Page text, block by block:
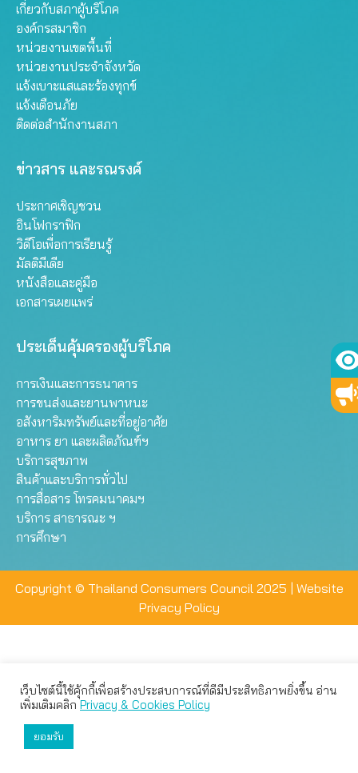
เกี่ยวกับสภาผู้บริโภค
องค์กรสมาชิก
หน่วยงานเขตพื้นที่
หน่วยงานประจำจังหวัด
แจ้งเบาะแสและร้องทุกข์
แจ้งเตือนภัย
ติดต่อสำนักงานสภา
ข่าวสาร และรณรงค์
ประกาศเชิญชวน
อินโฟกราฟิก
วิดีโอเพื่อการเรียนรู้
มัลติมีเดีย
หนังสือและคู่มือ
เอกสารเผยแพร่
ประเด็นคุ้มครองผู้บริโภค
การเงินและการธนาคาร
การขนส่งและยานพาหนะ
อสังหาริมทรัพย์และที่อยู่อาศัย
อาหาร ยา และผลิตภัณฑ์ฯ
บริการสุขภาพ
สินค้าและบริการทั่วไป
การสื่อสาร โทรคมนาคมฯ
บริการ สาธารณะ ฯ
การศึกษา
Copyright © Thailand Consumers Council 2025 | Website
Privacy Policy
เว็บไซต์นี้ใช้คุ้กกี้เพื่อสร้างประสบการณ์ที่ดีมีประสิทธิภาพยิ่งขึ้น อ่าน
เพิ่มเติมคลิกPrivacy & Cookies Policy
ยอมรับ
เว็บไซต์นี้ใช้คุกกี้เพื่อมอบประสบการณ์การใช้งานที่ดีให้แก่ท่าน คุณ
สามารถเลือกตั้งค่าความเป็นส่วนตัวได้
ยอมรับทั้งหมด